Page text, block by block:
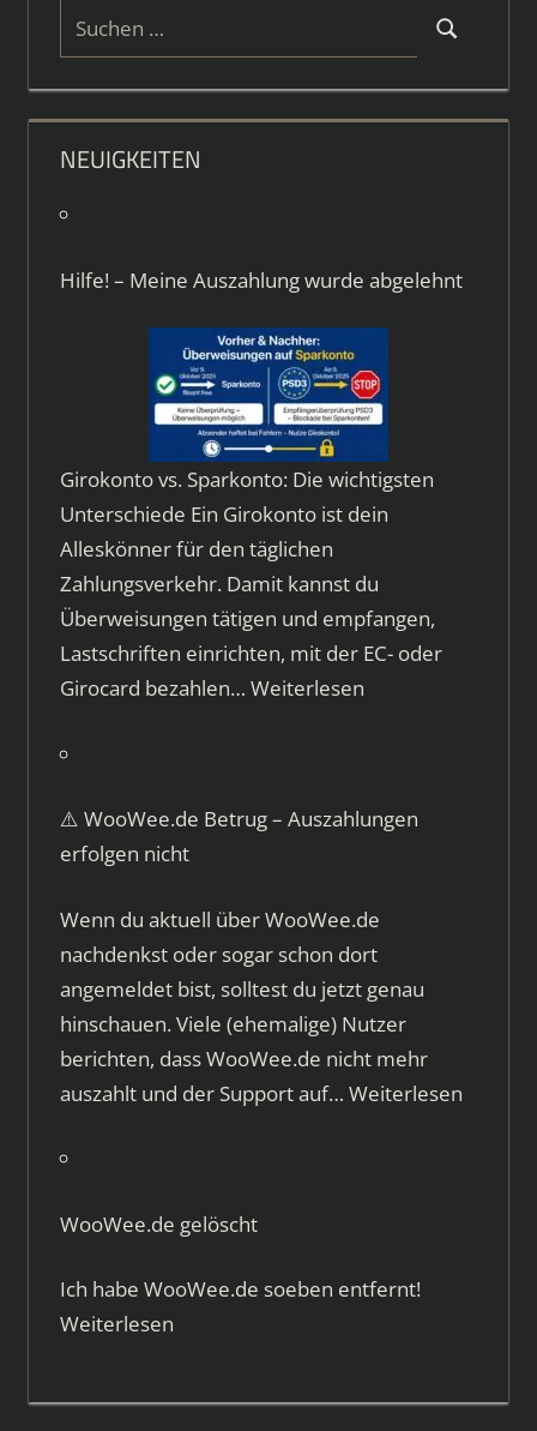
Suchen
nach:
Suchen
NEUIGKEITEN
Hilfe! – Meine Auszahlung wurde abgelehnt
Girokonto vs. Sparkonto: Die wichtigsten
Unterschiede Ein Girokonto ist dein
Alleskönner für den täglichen
Zahlungsverkehr. Damit kannst du
Überweisungen tätigen und empfangen,
Lastschriften einrichten, mit der EC- oder
Girocard bezahlen… Weiterlesen
⚠️ WooWee.de Betrug – Auszahlungen
erfolgen nicht
Wenn du aktuell über WooWee.de
nachdenkst oder sogar schon dort
angemeldet bist, solltest du jetzt genau
hinschauen. Viele (ehemalige) Nutzer
berichten, dass WooWee.de nicht mehr
auszahlt und der Support auf… Weiterlesen
WooWee.de gelöscht
Ich habe WooWee.de soeben entfernt!
Weiterlesen